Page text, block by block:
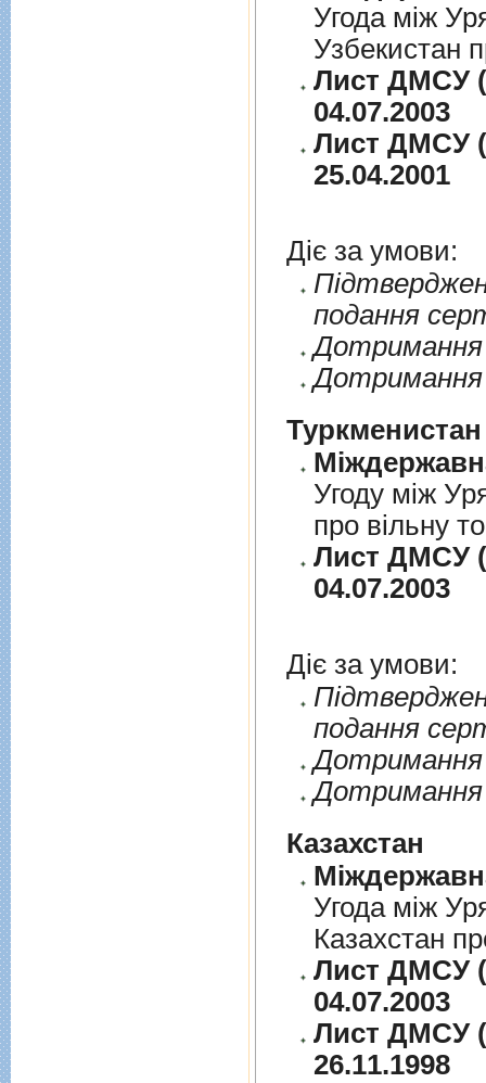
Угода між
Узбекистан
Лист ДМСУ
04.07.2003
Лист ДМСУ
25.04.2001
Діє за умови:
подання
Дотримання
Дотримання
Туркменистан
Угоду між
про вільну
Лист ДМСУ
04.07.2003
Діє за умови:
подання
Дотримання
Дотримання
Казахстан
Угода між
Казахстан
Лист ДМСУ
04.07.2003
Лист ДМСУ
26.11.1998